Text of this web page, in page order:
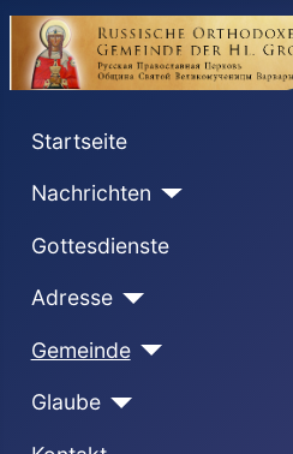
Startseite
Nachrichten
Gottesdienste
Adresse
Gemeinde
Glaube